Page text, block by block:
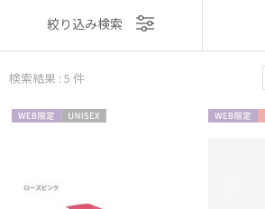
絞り込み
レディース
表示
おすすめ
順
絞り込み検索
検索結果 : 5 件